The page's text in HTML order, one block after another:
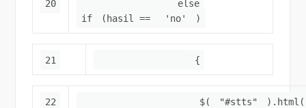
20
else
if
(hasil == 'no' )
21 {
22 $( "#stts"
).html(